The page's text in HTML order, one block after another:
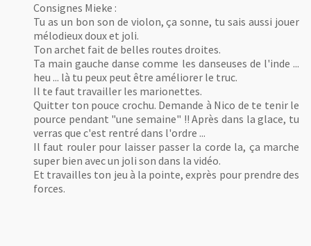
Consignes Mieke :
Tu as un bon son de violon, ça sonne, tu sais aussi jouer
mélodieux doux et joli.
Ton archet fait de belles routes droites.
Ta main gauche danse comme les danseuses de l'inde ...
heu ... là tu peux peut être améliorer le truc.
Il te faut travailler les marionettes.
Quitter ton pouce crochu. Demande à Nico de te tenir le
pource pendant "une semaine" !! Après dans la glace, tu
verras que c'est rentré dans l'ordre ...
Il faut rouler pour laisser passer la corde la, ça marche
super bien avec un joli son dans la vidéo.
Et travailles ton jeu à la pointe, exprès pour prendre des
forces.